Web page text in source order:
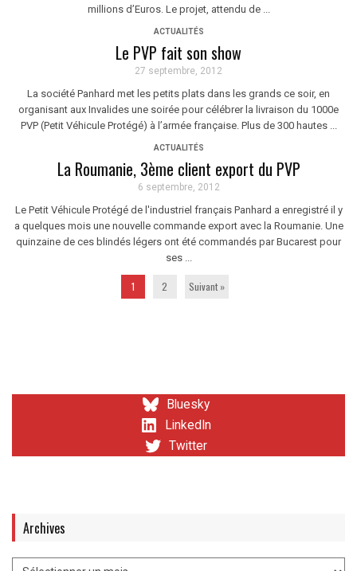
millions d’Euros. Le projet, attendu de ...
ACTUALITÉS
Le PVP fait son show
27 septembre, 2012
La société Panhard met les petits plats dans les grands ce soir, en
organisant aux Invalides une soirée pour célébrer la livraison du 1000e
PVP (Petit Véhicule Protégé) à l’armée française. Plus de 300 hautes ...
ACTUALITÉS
La Roumanie, 3ème client export du PVP
6 septembre, 2012
Le Petit Véhicule Protégé de l'industriel français Panhard a enregistré il y
a quelques mois une nouvelle commande export avec la Roumanie. Une
quinzaine de ces blindés légers ont été commandés par Bucarest pour
ses ...
1 2 Suivant »
Bluesky
LinkedIn
Twitter
Archives